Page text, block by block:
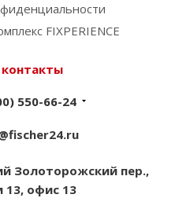
FIXPERIENCE
550-66-24
Золоторожский пер.,
13, офис 13